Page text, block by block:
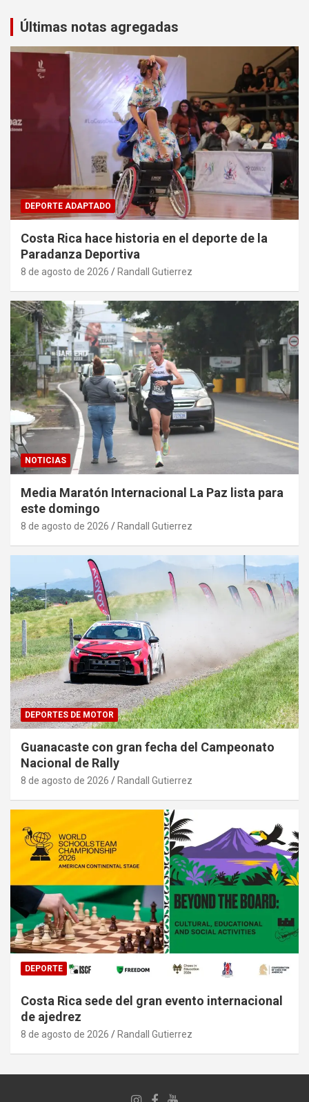
Últimas notas agregadas
DEPORTE ADAPTADO
Costa Rica hace historia en el deporte de la
Paradanza Deportiva
8 de agosto de 2026 Randall Gutierrez
NOTICIAS
Media Maratón Internacional La Paz lista para
este domingo
8 de agosto de 2026 Randall Gutierrez
DEPORTES DE MOTOR
Guanacaste con gran fecha del Campeonato
Nacional de Rally
8 de agosto de 2026 Randall Gutierrez
DEPORTE
Costa Rica sede del gran evento internacional
de ajedrez
8 de agosto de 2026 Randall Gutierrez